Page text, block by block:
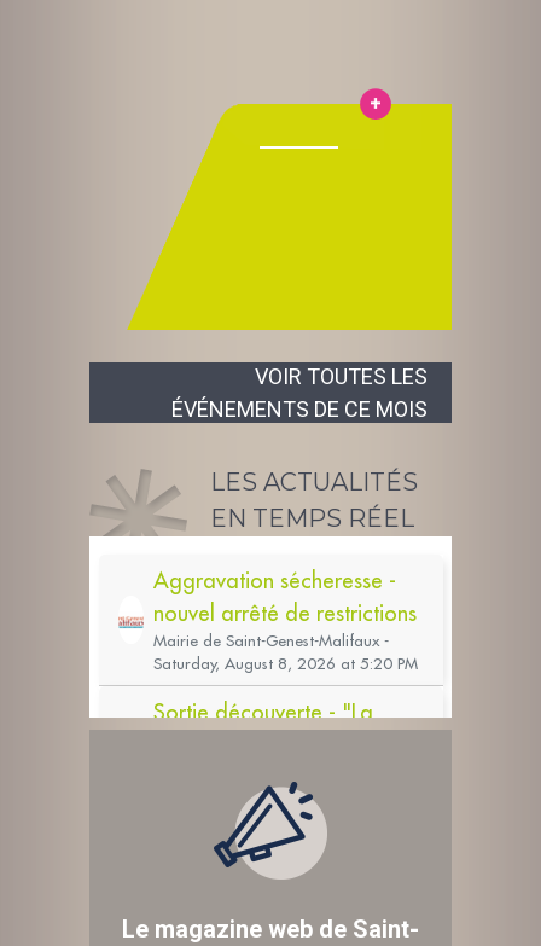
VOIR TOUTES LES
ÉVÉNEMENTS DE CE MOIS
LES ACTUALITÉS
EN TEMPS RÉEL
Le magazine web de Saint-